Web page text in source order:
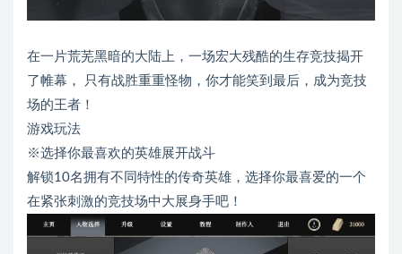
在一片荒芜黑暗的大陆上，一场宏大残酷的生存竞技揭开
了帷幕， 只有战胜重重怪物，你才能笑到最后，成为竞技
场的王者！
游戏玩法
※选择你最喜欢的英雄展开战斗
解锁10名拥有不同特性的传奇英雄，选择你最喜爱的一个
在紧张刺激的竞技场中大展身手吧！